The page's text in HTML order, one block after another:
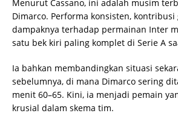
Menurut Cassano, ini adalah musim
Dimarco. Performa konsisten, kontribusi
dampaknya terhadap permainan Inter
satu bek kiri paling komplet di Serie A
Ia bahkan membandingkan situasi
sebelumnya, di mana Dimarco sering
menit 60–65. Kini, ia menjadi pemain
krusial dalam skema tim.